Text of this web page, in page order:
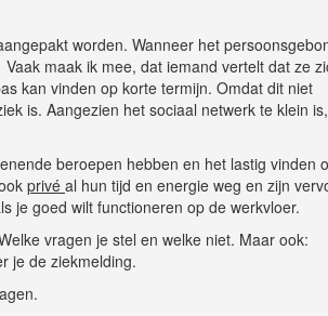
worden. Wanneer het
maak ik mee, dat iemand vertelt dat ze
kan vinden op korte termijn. Omdat dit niet
is. Aangezien het sociaal netwerk te klein
beroepen hebben en het lastig vinden
privé al hun tijd en energie weg en zijn
je goed wilt functioneren op de werkvloer.
vragen je stel en welke niet. Maar ook:
je de ziekmelding.